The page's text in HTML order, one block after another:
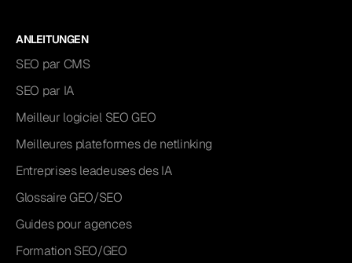
ANLEITUNGEN
SEO par CMS
SEO par IA
Meilleur logiciel SEO GEO
Meilleures plateformes de netlinking
Entreprises leadeuses des IA
Glossaire GEO/SEO
Guides pour agences
Formation SEO/GEO